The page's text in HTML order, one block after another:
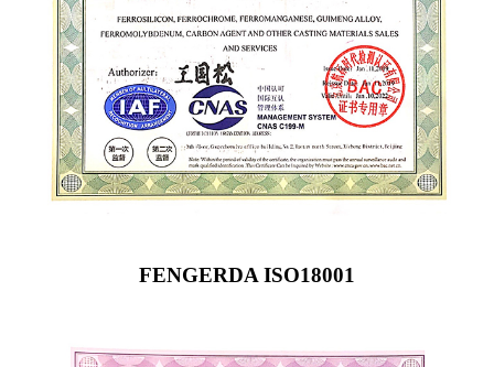
FENGERDA ISO18001